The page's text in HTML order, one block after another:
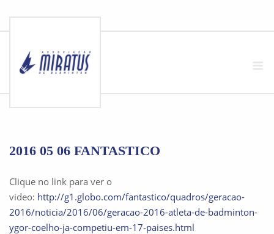
content
2016 05 06 FANTASTICO
Clique no link para ver o
video: http://g1.globo.com/fantastico/quadros/geracao-
2016/noticia/2016/06/geracao-2016-atleta-de-badminton-
ygor-coelho-ja-competiu-em-17-paises.html